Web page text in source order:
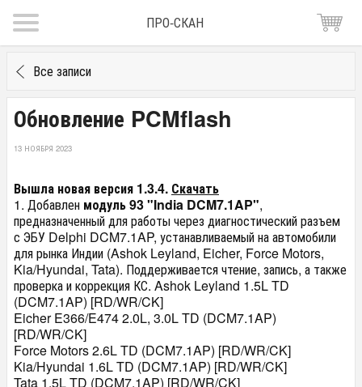
ПРО-СКАН
Все записи
Обновление PCMflash
13 НОЯБРЯ 2023
Вышла новая версия 1.3.4. Скачать
1. Добавлен модуль 93 "India DCM7.1AP",
предназначенный для работы через диагностический разъем
с ЭБУ Delphi DCM7.1AP, устанавливаемый на автомобили
для рынка Индии (Ashok Leyland, Eicher, Force Motors,
Kia/Hyundai, Tata). Поддерживается чтение, запись, а также
проверка и коррекция КС. Ashok Leyland 1.5L TD
(DCM7.1AP) [RD/WR/CK]
Eicher E366/E474 2.0L, 3.0L TD (DCM7.1AP)
[RD/WR/CK]
Force Motors 2.6L TD (DCM7.1AP) [RD/WR/CK]
Kia/Hyundai 1.6L TD (DCM7.1AP) [RD/WR/CK]
Tata 1.5L TD (DCM7.1AP) [RD/WR/CK]